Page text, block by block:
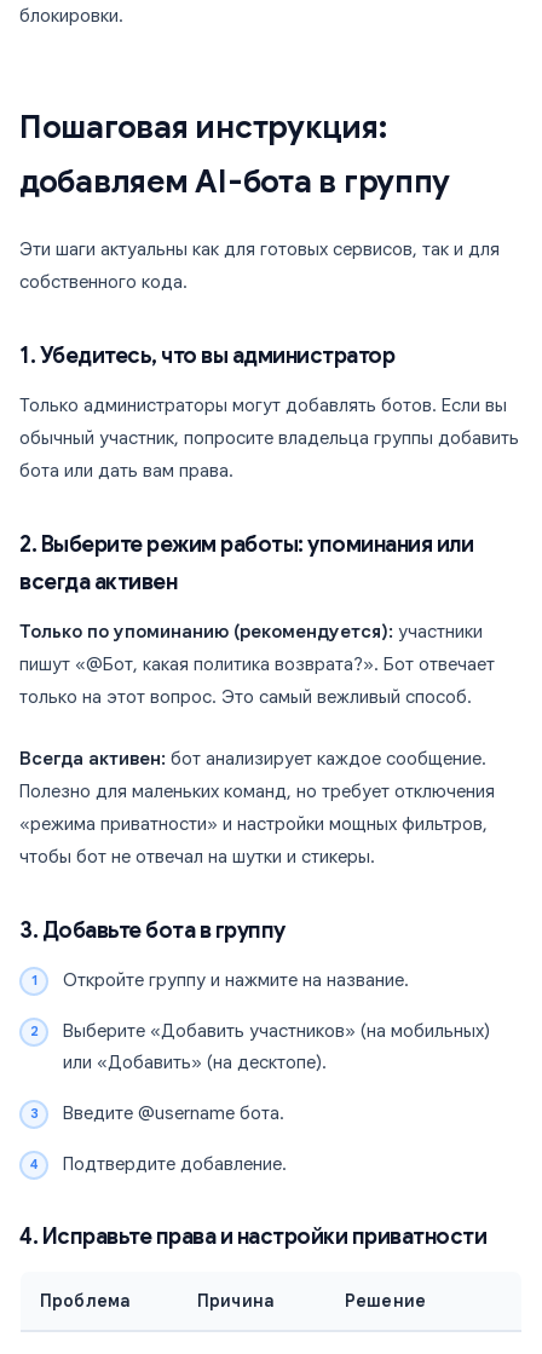
блокировки.
Пошаговая инструкция:
добавляем AI-бота в группу
Эти шаги актуальны как для готовых сервисов, так и для
собственного кода.
1. Убедитесь, что вы администратор
Только администраторы могут добавлять ботов. Если вы
обычный участник, попросите владельца группы добавить
бота или дать вам права.
2. Выберите режим работы: упоминания или
всегда активен
Только по упоминанию (рекомендуется): участники
пишут «@Бот, какая политика возврата?». Бот отвечает
только на этот вопрос. Это самый вежливый способ.
Всегда активен: бот анализирует каждое сообщение.
Полезно для маленьких команд, но требует отключения
«режима приватности» и настройки мощных фильтров,
чтобы бот не отвечал на шутки и стикеры.
3. Добавьте бота в группу
Откройте группу и нажмите на название.
Выберите «Добавить участников» (на мобильных)
или «Добавить» (на десктопе).
Введите @username бота.
Подтвердите добавление.
4. Исправьте права и настройки приватности
Проблема Причина Решение